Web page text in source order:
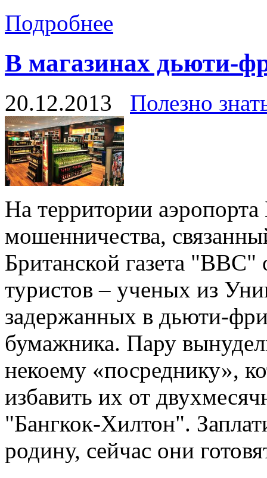
Подробнее
В магазинах дьюти-
20.12.2013 Полезно
На территории
мошенничества,
Британской газета
туристов – ученых из
задержанных в дьюти-
бумажника. Пару
некоему «посреднику»,
избавить их от
"Бангкок-Хилтон".
родину, сейчас они